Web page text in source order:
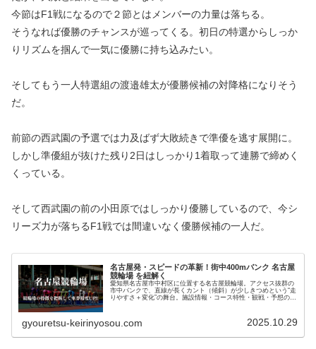
今節はF1戦になるので２節とはメンバーの力量は落ちる。
そうなれば優勝のチャンスが巡ってくる。初日の特選からしっか
りリズムを掴んで一気に優勝に持ち込みたい。
そしてもう一人特選組の渡邉雄太が優勝候補の対降格になりそう
だ。
前節の西武園の予選では力及ばず大敗続きで準優を逃す展開に。
しかし準優組が抜けた残り2日はしっかり1着取って連勝で締めく
くっている。
そして西武園の前の小田原ではしっかり優勝しているので、今シ
リーズ力が落ちるF1戦では間違いなく優勝候補の一人だ。
名古屋発・スピードの革新！街中400mバンク 名古屋
競輪場 を紐解く
愛知県名古屋市中村区に位置する名古屋競輪場。アクセス抜群の
市中バンクで、直線が長くカント（傾斜）が少しきつめという“走
りやすさ＋変化”の舞台。施設情報・コース特性・観戦・予想のコ
gyouretsu-keirinyosou.com 2025.10.29